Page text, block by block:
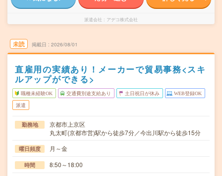
派遣会社 アデコ株式会社
未読 掲載日 2026/08/01
直雇用の実績あり！メーカーで貿易事務<スキ
ルアップができる>
職種未経験OK 交通費別途支給あり 土日祝日が休み WEB登録OK
派遣
勤務地
京都市上京区
丸太町(京都市営)駅から徒歩7分／今出川駅から徒歩15分
曜日頻度 月～金
時間 8:50～18:00